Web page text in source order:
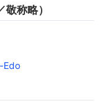
称略）
Edo